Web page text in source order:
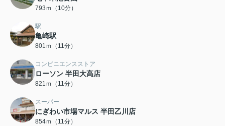
793ｍ（10分）
駅
亀崎駅
801ｍ（11分）
コンビニエンスストア
ローソン 半田大高店
821ｍ（11分）
スーパー
にぎわい市場マルス 半田乙川店
854ｍ（11分）